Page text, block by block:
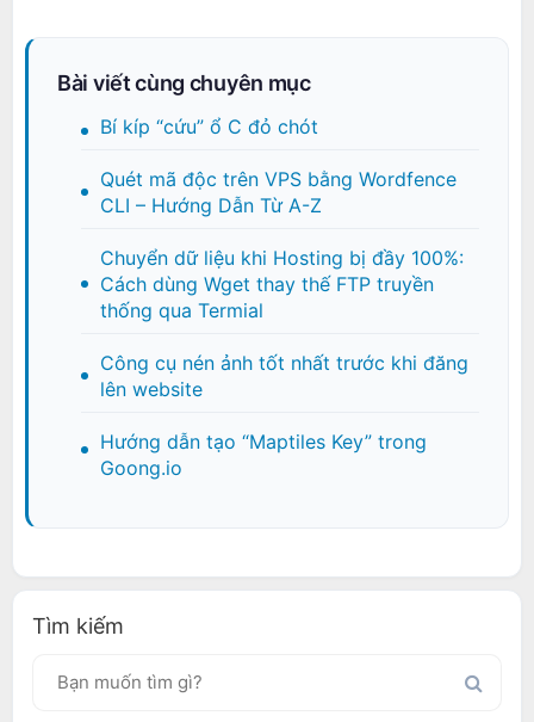
Bài viết cùng chuyên mục
Bí kíp “cứu” ổ C đỏ chót
Quét mã độc trên VPS bằng Wordfence
CLI – Hướng Dẫn Từ A-Z
Chuyển dữ liệu khi Hosting bị đầy 100%:
Cách dùng Wget thay thế FTP truyền
thống qua Termial
Công cụ nén ảnh tốt nhất trước khi đăng
lên website
Hướng dẫn tạo “Maptiles Key” trong
Goong.io
Tìm kiếm